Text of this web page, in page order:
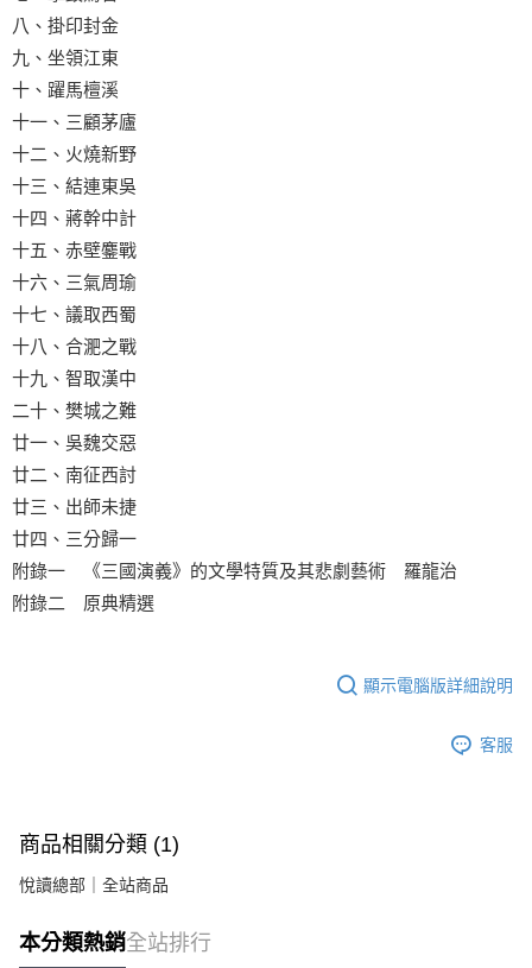
八、掛印封金
九、坐領江東
十、躍馬檀溪
十一、三顧茅廬
十二、火燒新野
十三、結連東吳
十四、蔣幹中計
十五、赤壁鏖戰
十六、三氣周瑜
十七、議取西蜀
十八、合淝之戰
十九、智取漢中
二十、樊城之難
廿一、吳魏交惡
廿二、南征西討
廿三、出師未捷
廿四、三分歸一
附錄一 《三國演義》的文學特質及其悲劇藝術 羅龍治
附錄二 原典精選
顯示電腦版詳細說明
客服
商品相關分類 (1)
悅讀總部｜全站商品
本分類熱銷全站排行